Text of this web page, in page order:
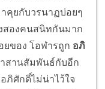
าคุยกับวรนาฏบ่อยๆ
สองคนสนิทกันมาก
ยของ โอฬารถูก อภิ
สานสัมพันธ์กับอีก
ภิศักดิ์ไม่น่าไว้ใจ